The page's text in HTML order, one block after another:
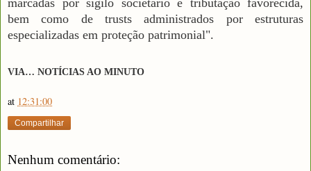
bem como de trusts administrados por estruturas
especializadas em proteção patrimonial".
VIA… NOTÍCIAS AO MINUTO
at 12:31:00
Compartilhar
Nenhum comentário: